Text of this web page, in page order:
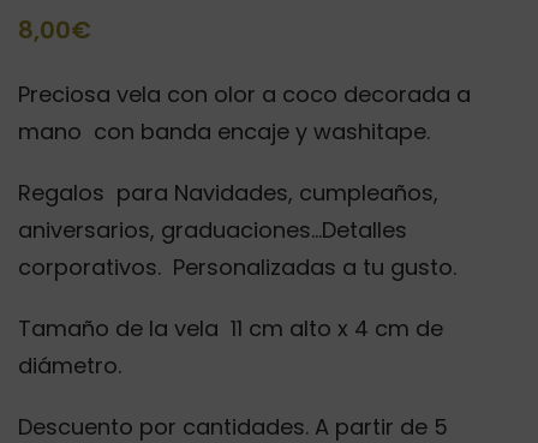
8,00€
Preciosa vela con olor a coco decorada a
mano con banda encaje y washitape.
Regalos para Navidades, cumpleaños,
aniversarios, graduaciones…Detalles
corporativos. Personalizadas a tu gusto.
Tamaño de la vela 11 cm alto x 4 cm de
diámetro.
Descuento por cantidades. A partir de 5